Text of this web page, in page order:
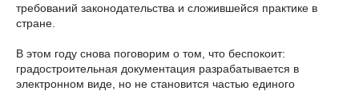
требований законодательства и сложившейся практике в
стране.
В этом году снова поговорим о том, что беспокоит:
градостроительная документация разрабатывается в
электронном виде, но не становится частью единого